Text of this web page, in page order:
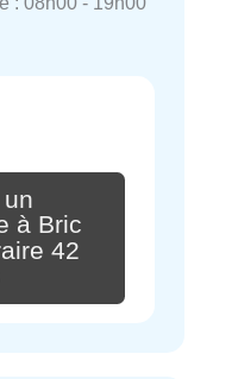
à Bric
42